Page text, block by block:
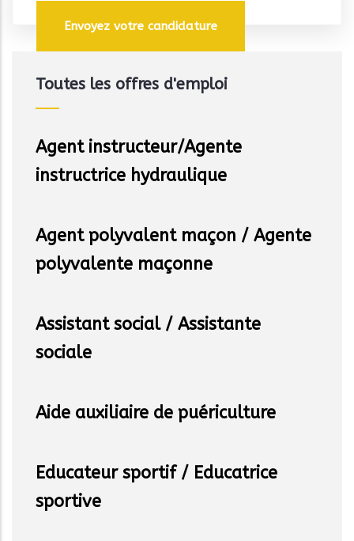
Toutes les offres d'emploi
Agent instructeur/Agente
instructrice hydraulique
Agent polyvalent maçon / Agente
polyvalente maçonne
Assistant social / Assistante
sociale
Aide auxiliaire de puériculture
Educateur sportif / Educatrice
sportive